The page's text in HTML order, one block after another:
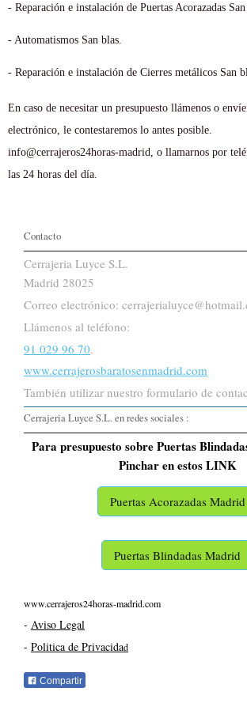
- Reparación e instalación de Puertas Acorazadas San
- Automatismos San blas.
- Reparación e instalación de Cierres metálicos San
En caso de necesitar un presupuesto llámenos o
electrónico, le contestaremos lo antes posible.
info@cerrajeros24horas-madrid, o llamarnos por
las 24 horas del día.
Contacto
Cerrajeria Luyce S.L.
Madrid 28025
Correo electrónico:
Llámenos al teléfono:
91 029 96 70.
www.cerrajerosbaratosenmadrid.com
También utilizar nuestro formulario de
Cerrajeria Luyce S.L. en redes sociales :
Para presupuesto sobre Puertas
Pinchar en estos LINK
Puertas Acorazadas Madrid
Puertas Blindadas Madrid
www.cerrajeros24horas-madrid.com
- Aviso Legal
- Politica de Privacidad
Compartir